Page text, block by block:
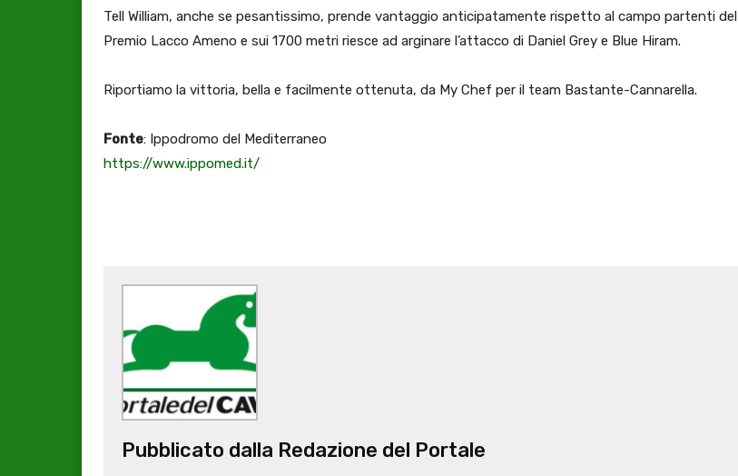
Tell William, anche se pesantissimo, prende vantaggio anticipatamente rispetto al campo partenti del
Premio Lacco Ameno e sui 1700 metri riesce ad arginare l’attacco di Daniel Grey e Blue Hiram.
Riportiamo la vittoria, bella e facilmente ottenuta, da My Chef per il team Bastante-Cannarella.
Fonte: Ippodromo del Mediterraneo
https://www.ippomed.it/
Pubblicato dalla Redazione del Portale